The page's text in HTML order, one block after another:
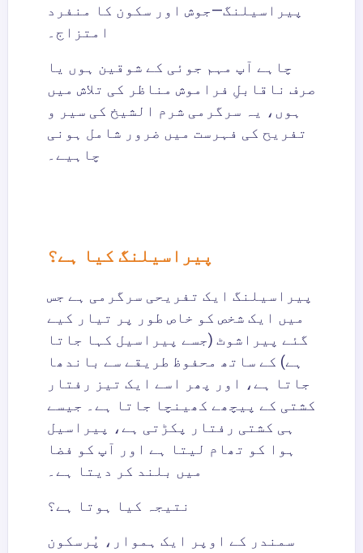
پیراسیلنگ—جوش اور سکون کا منفرد
امتزاج۔
چاہے آپ مہم جوئی کے شوقین ہوں یا
صرف ناقابلِ فراموش مناظر کی تلاش میں
ہوں، یہ سرگرمی شرم الشیخ کی سیر و
تفریح کی فہرست میں ضرور شامل ہونی
چاہیے۔
پیراسیلنگ کیا ہے؟
پیراسیلنگ ایک تفریحی سرگرمی ہے جس
میں ایک شخص کو خاص طور پر تیار کیے
گئے پیراشوٹ (جسے پیراسیل کہا جاتا
ہے) کے ساتھ محفوظ طریقے سے باندھا
جاتا ہے، اور پھر اسے ایک تیز رفتار
کشتی کے پیچھے کھینچا جاتا ہے۔ جیسے
ہی کشتی رفتار پکڑتی ہے، پیراسیل
ہوا کو تھام لیتا ہے اور آپ کو فضا
میں بلند کر دیتا ہے۔
نتیجہ کیا ہوتا ہے؟
سمندر کے اوپر ایک ہموار، پُرسکون